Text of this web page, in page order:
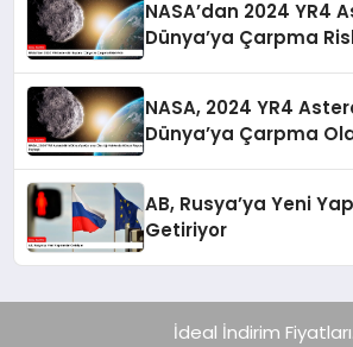
NASA’dan 2024 YR4
Dünya’ya Çarpma
NASA, 2024 YR4
Dünya’ya Çarpma
AB, Rusya’ya Yeni
Getiriyor
İdeal İndirim